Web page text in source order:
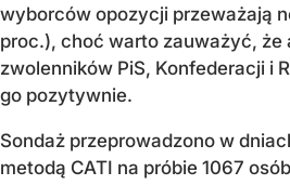
wyborców opozycji przeważają
proc.), choć warto zauważyć, że
zwolenników PiS, Konfederacji i
go pozytywnie.
Sondaż przeprowadzono w
metodą CATI na próbie 1067